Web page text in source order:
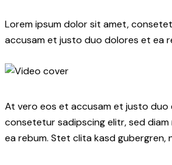
Lorem ipsum dolor sit amet,
accusam et justo duo dolores et ea
At vero eos et accusam et justo duo
consetetur sadipscing elitr, sed
ea rebum. Stet clita kasd gubergren,